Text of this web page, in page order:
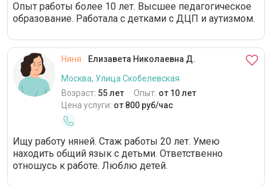
Опыт работы более 10 лет. Высшее педагогическое
образование. Работала с детками с ДЦП и аутизмом.
Няня
Елизавета Николаевна Д.
Москва, Улица Скобелевская
Возраст: 55 лет Опыт: от 10 лет
Цена услуги: от 800 руб/час
Ищу работу няней. Стаж работы 20 лет. Умею
находить общий язык с детьми. Ответственно
отношусь к работе. Люблю детей.